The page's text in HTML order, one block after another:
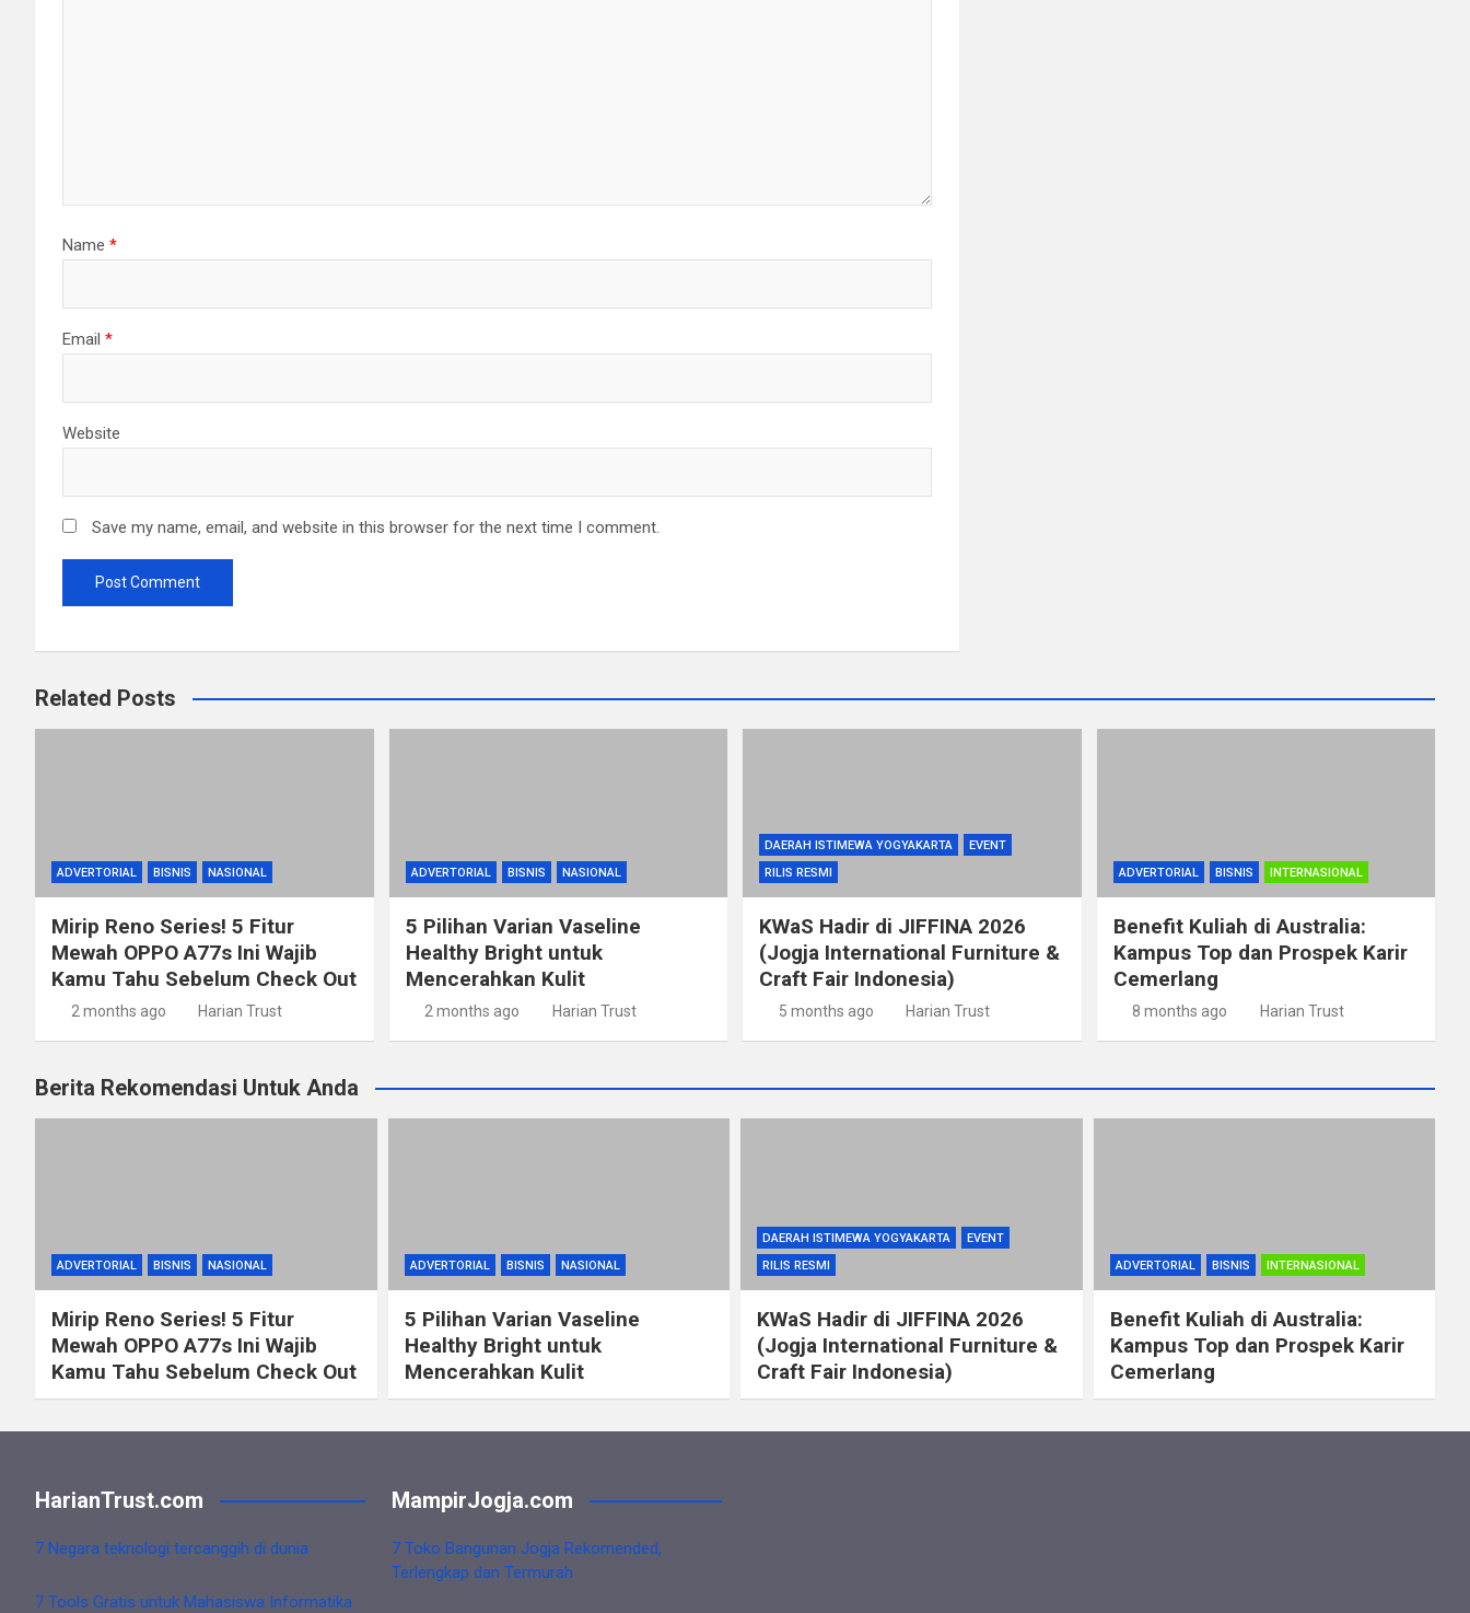
Name *
Email *
Website
Save my name, email, and website in this browser for the next time I comment.
Related Posts
ADVERTORIAL BISNIS NASIONAL
Mirip Reno Series! 5 Fitur
Mewah OPPO A77s Ini Wajib
Kamu Tahu Sebelum Check Out
2 months ago Harian Trust
ADVERTORIAL BISNIS NASIONAL
5 Pilihan Varian Vaseline
Healthy Bright untuk
Mencerahkan Kulit
2 months ago Harian Trust
DAERAH ISTIMEWA YOGYAKARTA
EVENT
RILIS RESMI
KWaS Hadir di JIFFINA 2026
(Jogja International Furniture &
Craft Fair Indonesia)
5 months ago Harian Trust
ADVERTORIAL BISNIS INTERNASIONAL
Benefit Kuliah di Australia:
Kampus Top dan Prospek Karir
Cemerlang
8 months ago Harian Trust
Berita Rekomendasi Untuk Anda
ADVERTORIAL BISNIS NASIONAL
Mirip Reno Series! 5 Fitur
Mewah OPPO A77s Ini Wajib
Kamu Tahu Sebelum Check Out
ADVERTORIAL BISNIS NASIONAL
5 Pilihan Varian Vaseline
Healthy Bright untuk
Mencerahkan Kulit
DAERAH ISTIMEWA YOGYAKARTA
EVENT
RILIS RESMI
KWaS Hadir di JIFFINA 2026
(Jogja International Furniture &
Craft Fair Indonesia)
ADVERTORIAL BISNIS INTERNASIONAL
Benefit Kuliah di Australia:
Kampus Top dan Prospek Karir
Cemerlang
HarianTrust.com
7 Negara teknologi tercanggih di dunia
7 Tools Gratis untuk Mahasiswa Informatika
MampirJogja.com
7 Toko Bangunan Jogja Rekomended,
Terlengkap dan Termurah